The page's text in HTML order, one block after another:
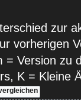
zur
vorherigen
= Version zu
K = Kleine